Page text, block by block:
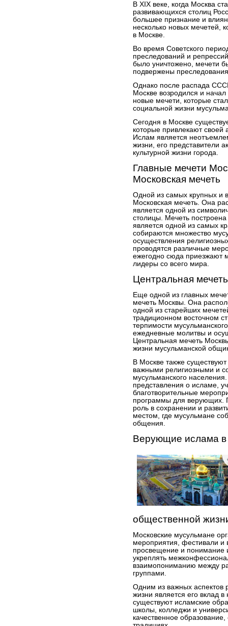
В XIX веке, когда Москва
развивающихся столиц
большее признание и
несколько новых мечетей,
в Москве.
Во время Советского
преследований и
было уничтожено, мечети
подвержены
Однако после распада
Москве возродился и
новые мечети, которые
социальной жизни
Сегодня в Москве
которые привлекают своей
Ислам является
жизни, его представители
культурной жизни города.
Главные мечети
Московская мечеть
Одной из самых крупных и
Московская мечеть. Она
является одной из
столицы. Мечеть
является одной из самых
собираются множество
осуществления
проводятся различные
ежегодно сюда приезжают
лидеры со всего мира.
Центральная
Еще одной из главных
мечеть Москвы. Она
одной из старейших
традиционном восточном
терпимости
ежедневные молитвы и
Центральная мечеть
жизни мусульманской
В Москве также
важными религиозными и
мусульманского
представления о исламе,
благотворительные
программы для верующих.
роль в сохранении и
местом, где мусульмане
общения.
Верующие ислама в
общественной
Московские мусульмане
мероприятия, фестивали и
просвещение и понимание
укреплять
взаимопониманию между
группами.
Одним из важных аспектов
жизни является его вклад в
существуют исламские
школы, колледжи и
качественное